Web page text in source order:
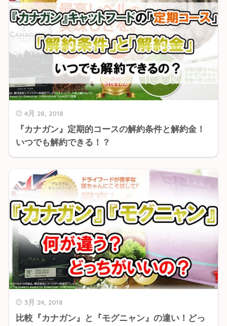
4月 28, 2018
『カナガン』定期的コースの解約条件と解約金！
いつでも解約できる！？
3月 24, 2018
比較『カナガン』と『モグニャン』の違い！どっ